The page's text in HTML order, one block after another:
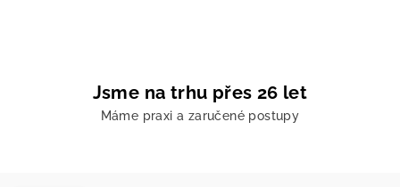
Jsme na trhu přes 26 let
Máme praxi a zaručené postupy